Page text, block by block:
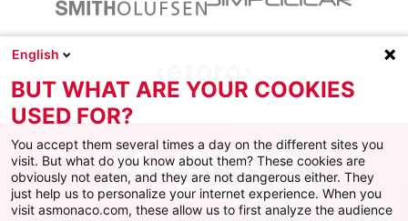
Facebook
X Instagram
YoutubeTikTokTwitch
English
BUT WHAT ARE YOUR COOKIES
USED FOR?
You accept them several times a day on the different sites you
visit. But what do you know about them? These cookies are
obviously not eaten, and they are not dangerous either. They
just help us to personalize your internet experience. When you
visit asmonaco.com, these allow us to first analyze the audience